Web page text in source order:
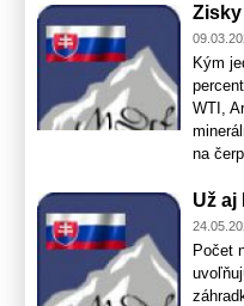
Zisky
Kým
WTI,
na
Už aj
Počet